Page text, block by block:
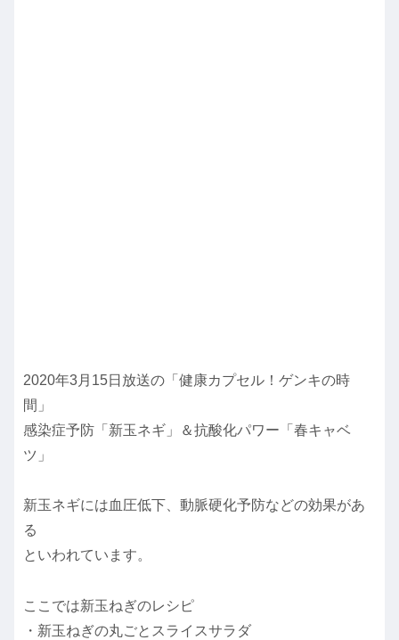
2020年3月15日放送の「健康カプセル！ゲンキの時
間」
感染症予防「新玉ネギ」＆抗酸化パワー「春キャベ
ツ」
新玉ネギには血圧低下、動脈硬化予防などの効果があ
る
といわれています。
ここでは新玉ねぎのレシピ
・新玉ねぎの丸ごとスライスサラダ